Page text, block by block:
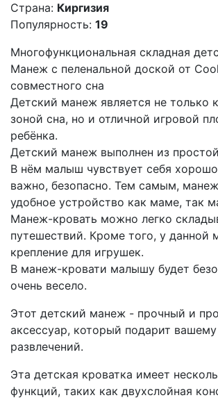
Страна: Киргизия
Популярность: 19
Многофункциональная складная
Манеж с пеленальной доской от
совместного сна
Детский манеж является не только
зоной сна, но и отличной игровой
ребёнка.
Детский манеж выполнен из
В нём малыш чувствует себя
важно, безопасно. Тем самым,
удобное устройство как маме, так
Манеж-кровать можно легко
путешествий. Кроме того, у данной
крепление для игрушек.
В манеж-кровати малышу будет
очень весело.
Этот детский манеж - прочный и
аксессуар, который подарит
развлечений.
Эта детская кроватка имеет
функций, таких как двухслойная